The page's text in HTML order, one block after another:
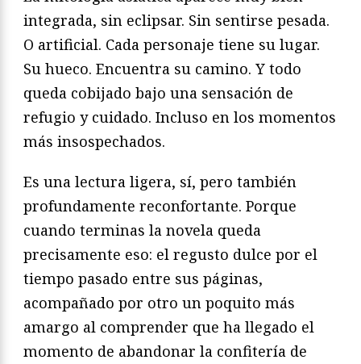
integrada, sin eclipsar. Sin sentirse pesada.
O artificial. Cada personaje tiene su lugar.
Su hueco. Encuentra su camino. Y todo
queda cobijado bajo una sensación de
refugio y cuidado. Incluso en los momentos
más insospechados.
Es una lectura ligera, sí, pero también
profundamente reconfortante. Porque
cuando terminas la novela queda
precisamente eso: el regusto dulce por el
tiempo pasado entre sus páginas,
acompañado por otro un poquito más
amargo al comprender que ha llegado el
momento de abandonar la confitería de